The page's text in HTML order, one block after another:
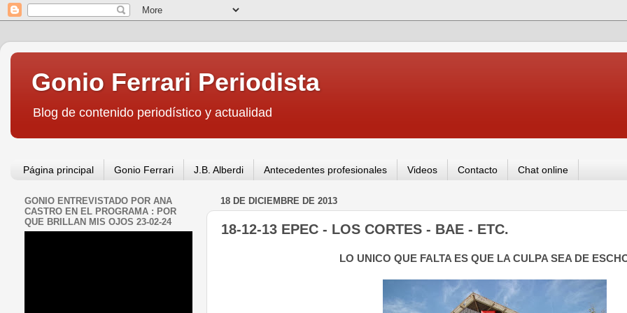
Gonio Ferrari Periodista
Blog de contenido periodístico y actualidad
Página principal Gonio Ferrari J.B. Alberdi Antecedentes profesionales Videos Contacto Chat online
18 DE DICIEMBRE DE 2013
18-12-13 EPEC - LOS CORTES - BAE - ETC.
LO UNICO QUE FALTA ES QUE LA CULPASEADE
GONIO ENTREVISTADO POR ANA
CASTRO EN EL PROGRAMA : POR
QUE BRILLAN MIS OJOS 23-02-24